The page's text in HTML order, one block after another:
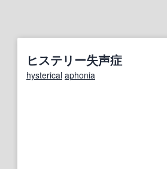
ヒステリー失声症
hysterical aphonia